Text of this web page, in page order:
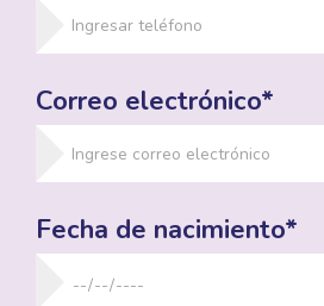
Correo electrónico*
Fecha de nacimiento*